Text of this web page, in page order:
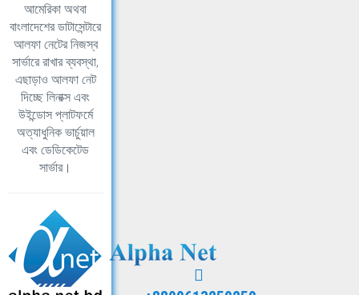
আমেরিকা অথবা
বাংলাদেশের ডাটাসেন্টারে
আলফা নেটের নিজস্ব
সার্ভারে রাখার ব্যবস্থা,
এছাড়াও আলফা নেট
দিচ্ছে লিনাক্স এবং
উইন্ডোস প্লাটফর্মে
অত্যাধুনিক ভার্চুয়াল
এবং ডেডিকেটেড
সার্ভার।